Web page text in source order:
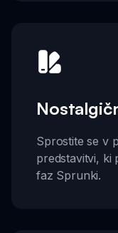
Sprostite se v
predstavitvi, ki
faz Sprunki.